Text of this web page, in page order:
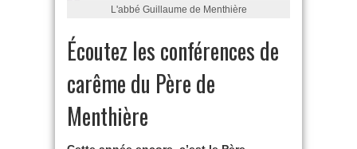
L'abbé Guillaume de Menthière
Écoutez les conférences de
carême du Père de
Menthière